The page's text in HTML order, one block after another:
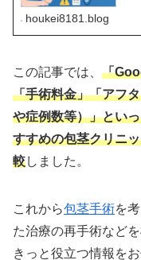
houkei8181.blog
この記事では、 「
「手術料金」「アフ
や症例数等）」とい
すすめの包茎クリニ
較しました。
これから包茎手術を
た治療の再手術など
きっと役立つ情報を